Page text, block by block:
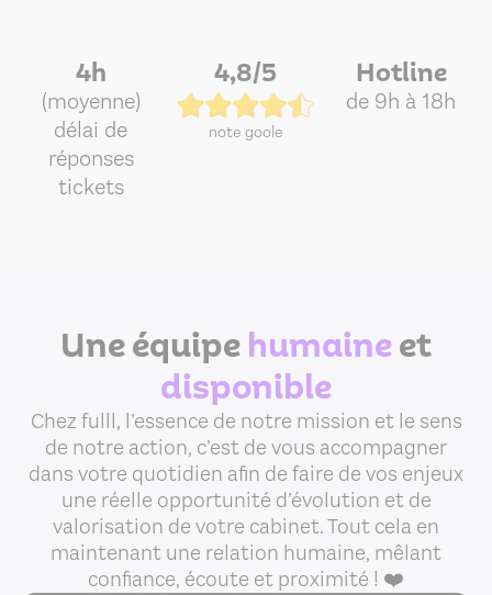
4h
(moyenne)
délai de
réponses
tickets
4,8/5
note goole
Hotline
de 9h à 18h
Une équipehumaineet
disponible
Chez fulll, l’essence de notre mission et le sens
de notre action, c’est de vous accompagner
dans votre quotidien afin de faire de vos enjeux
une réelle opportunité d’évolution et de
valorisation de votre cabinet. Tout cela en
maintenant une relation humaine, mêlant
confiance, écoute et proximité ! ❤️